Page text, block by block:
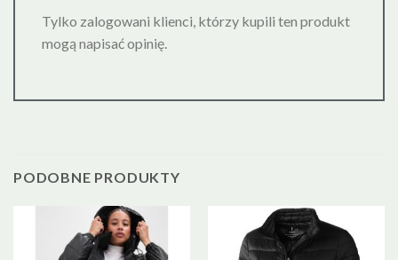
Tylko zalogowani klienci, którzy kupili ten produkt
mogą napisać opinię.
PODOBNE PRODUKTY